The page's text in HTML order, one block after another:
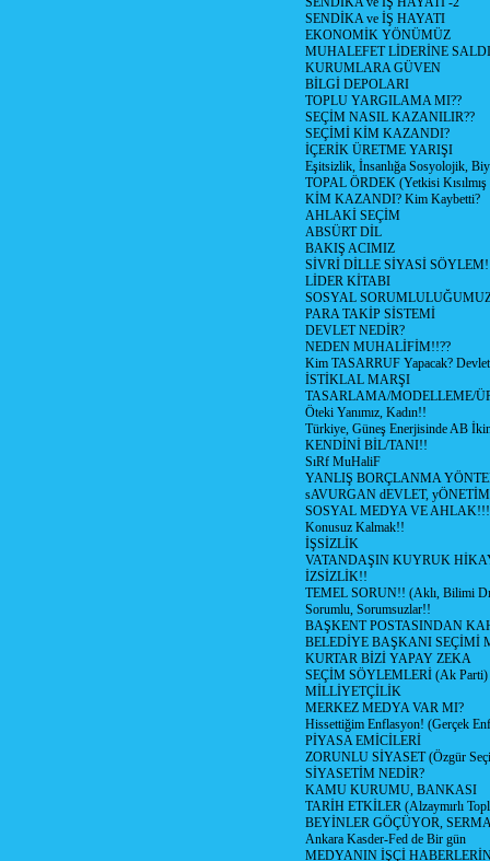
SENDİKA ve İŞ HAYATI
EKONOMİK YÖNÜMÜZ
MUHALEFET LİDERİNE
KURUMLARA GÜVEN
BİLGİ DEPOLARI
TOPLU YARGILAMA MI??
SEÇİM NASIL KAZANILIR??
SEÇİMİ KİM KAZANDI?
İÇERİK ÜRETME YARIŞI
Eşitsizlik, İnsanlığa Sosyolojik,
TOPAL ÖRDEK (Yetkisi
KİM KAZANDI? Kim Kaybetti?
AHLAKİ SEÇİM
ABSÜRT DİL
BAKIŞ ACIMIZ
SİVRİ DİLLE SİYASİ
LİDER KİTABI
SOSYAL
PARA TAKİP SİSTEMİ
DEVLET NEDİR?
NEDEN MUHALİFİM!!??
Kim TASARRUF Yapacak? Devlet
İSTİKLAL MARŞI
TASARLAMA/MODELLEME/
Öteki Yanımız, Kadın!!
Türkiye, Güneş Enerjisinde AB
KENDİNİ BİL/TANI!!
SıRf MuHaliF
YANLIŞ BORÇLANMA
sAVURGAN dEVLET,
SOSYAL MEDYA VE AHLAK!!!
Konusuz Kalmak!!
İŞSİZLİK
VATANDAŞIN KUYRUK
İZSİZLİK!!
TEMEL SORUN!! (Aklı, Bilimi
Sorumlu, Sorumsuzlar!!
BAŞKENT POSTASINDAN
BELEDİYE BAŞKANI SEÇİMİ
KURTAR BİZİ YAPAY ZEKA
SEÇİM SÖYLEMLERİ (Ak Parti)
MİLLİYETÇİLİK
MERKEZ MEDYA VAR MI?
Hissettiğim Enflasyon! (Gerçek
PİYASA EMİCİLERİ
ZORUNLU SİYASET (Özgür
SİYASETİM NEDİR?
KAMU KURUMU, BANKASI
TARİH ETKİLER (Alzaymırlı
BEYİNLER GÖÇÜYOR,
Ankara Kasder-Fed de Bir gün
MEDYANIN İŞÇİ